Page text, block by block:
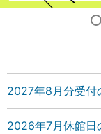
2027年8月分受付
2026年7月休館日